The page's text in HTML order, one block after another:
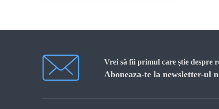
Vrei să fii primul care știe despre
Aboneaza-te la newsletter-ul